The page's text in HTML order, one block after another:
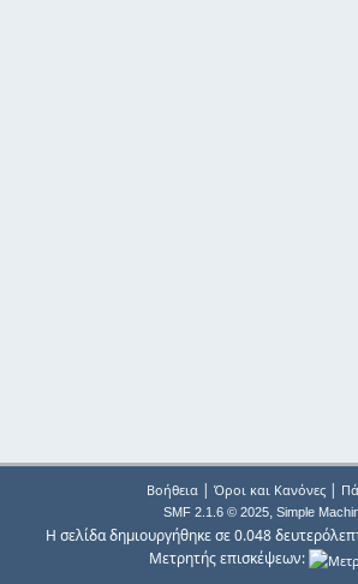
Βοήθεια| Όροι και Κανόνες|
SMF 2.1.6 © 2025, Simple
Η σελίδα δημιουργήθηκε σε 0.048
Μετρητής επισκέψεων: